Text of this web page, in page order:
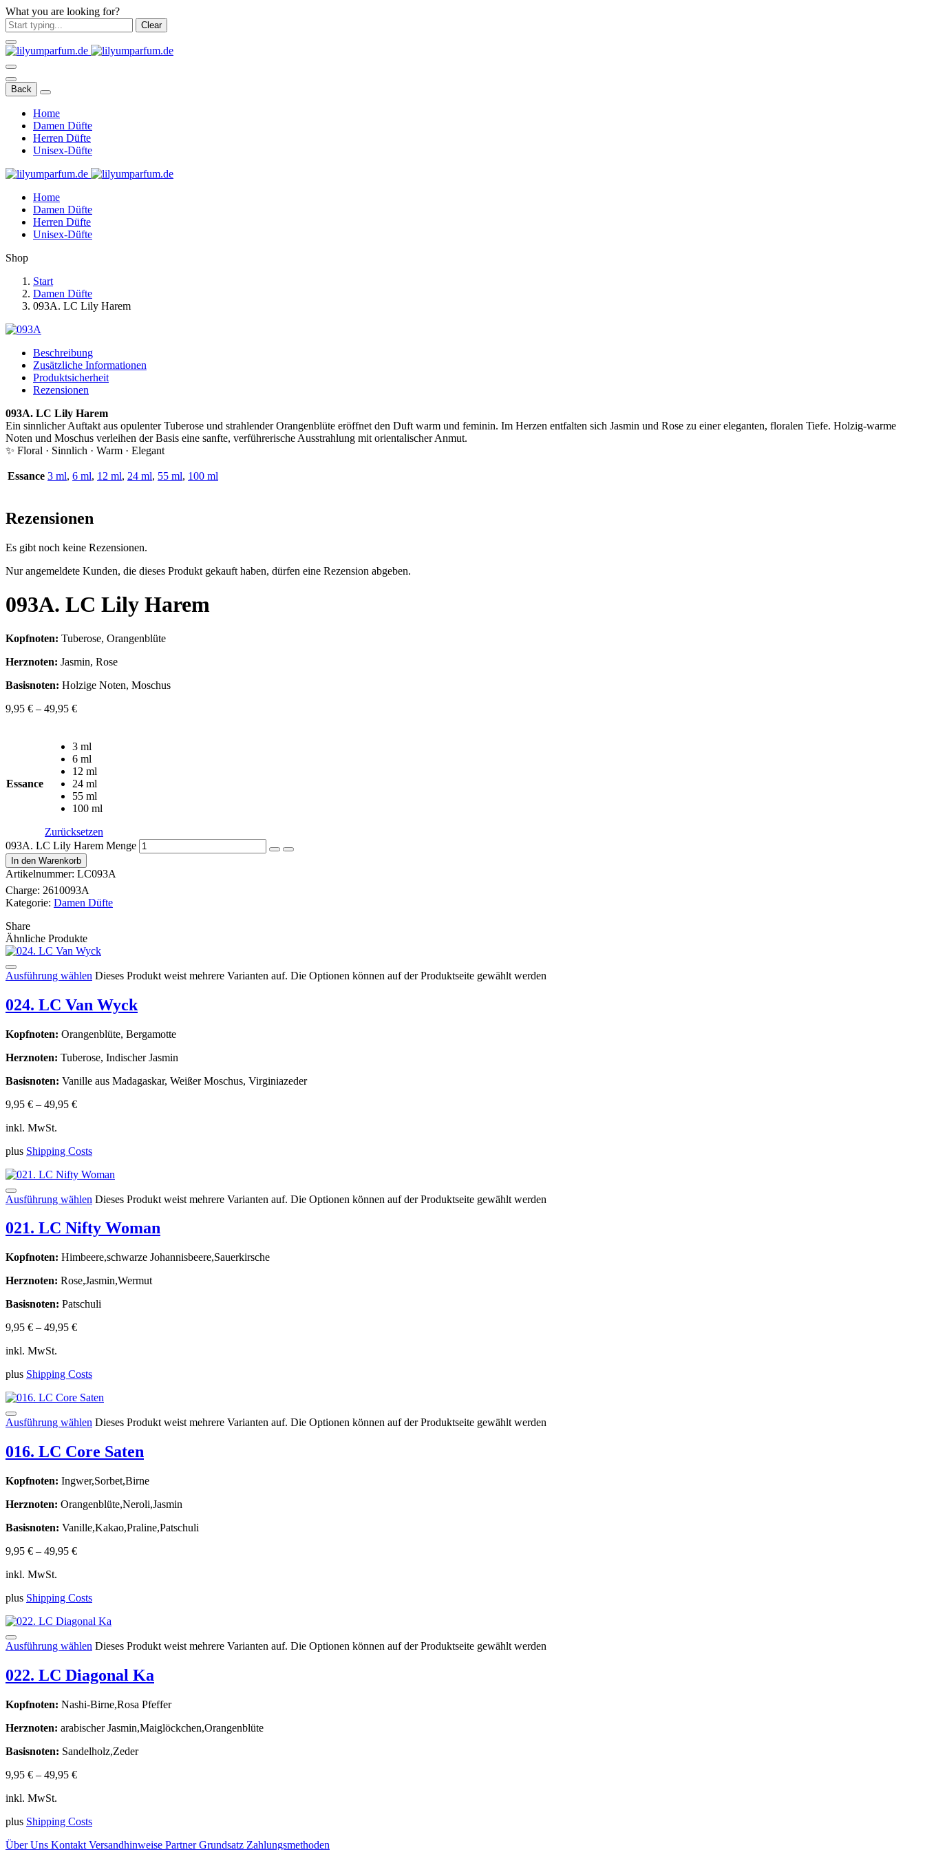
What you are looking for?
Clear
Back
Home
Damen Düfte
Herren Düfte
Unisex-Düfte
Home
Damen Düfte
Herren Düfte
Unisex-Düfte
Shop
Start
Damen Düfte
093A. LC Lily Harem
Beschreibung
Zusätzliche Informationen
Produktsicherheit
Rezensionen
093A. LC Lily Harem
Ein sinnlicher Auftakt aus opulenter Tuberose und strahlender Orangenblüte eröffnet den Duft warm und feminin. Im Herzen entfalten sich Jasmin und Rose zu einer eleganten, floralen Tiefe. Holzig-warme
Noten und Moschus verleihen der Basis eine sanfte, verführerische Ausstrahlung mit orientalischer Anmut.
✨ Floral · Sinnlich · Warm · Elegant
Essance 3 ml, 6 ml, 12 ml, 24 ml, 55 ml, 100 ml
Rezensionen
Es gibt noch keine Rezensionen.
Nur angemeldete Kunden, die dieses Produkt gekauft haben, dürfen eine Rezension abgeben.
093A. LC Lily Harem
Kopfnoten: Tuberose, Orangenblüte
Herznoten: Jasmin, Rose
Basisnoten: Holzige Noten, Moschus
9,95 € – 49,95 €
Essance
3 ml
6 ml
12 ml
24 ml
55 ml
100 ml
Zurücksetzen
093A. LC Lily Harem Menge
In den Warenkorb
Artikelnummer: LC093A
Charge: 2610093A
Kategorie: Damen Düfte
Share
Ähnliche Produkte
Ausführung wählen Dieses Produkt weist mehrere Varianten auf. Die Optionen können auf der Produktseite gewählt werden
024. LC Van Wyck
Kopfnoten: Orangenblüte, Bergamotte
Herznoten: Tuberose, Indischer Jasmin
Basisnoten: Vanille aus Madagaskar, Weißer Moschus, Virginiazeder
9,95 € – 49,95 €
inkl. MwSt.
plus Shipping Costs
Ausführung wählen Dieses Produkt weist mehrere Varianten auf. Die Optionen können auf der Produktseite gewählt werden
021. LC Nifty Woman
Kopfnoten: Himbeere,schwarze Johannisbeere,Sauerkirsche
Herznoten: Rose,Jasmin,Wermut
Basisnoten: Patschuli
9,95 € – 49,95 €
inkl. MwSt.
plus Shipping Costs
Ausführung wählen Dieses Produkt weist mehrere Varianten auf. Die Optionen können auf der Produktseite gewählt werden
016. LC Core Saten
Kopfnoten: Ingwer,Sorbet,Birne
Herznoten: Orangenblüte,Neroli,Jasmin
Basisnoten: Vanille,Kakao,Praline,Patschuli
9,95 € – 49,95 €
inkl. MwSt.
plus Shipping Costs
Ausführung wählen Dieses Produkt weist mehrere Varianten auf. Die Optionen können auf der Produktseite gewählt werden
022. LC Diagonal Ka
Kopfnoten: Nashi-Birne,Rosa Pfeffer
Herznoten: arabischer Jasmin,Maiglöckchen,Orangenblüte
Basisnoten: Sandelholz,Zeder
9,95 € – 49,95 €
inkl. MwSt.
plus Shipping Costs
Über Uns Kontakt Versandhinweise PartnerGrundsatz Zahlungsmethoden